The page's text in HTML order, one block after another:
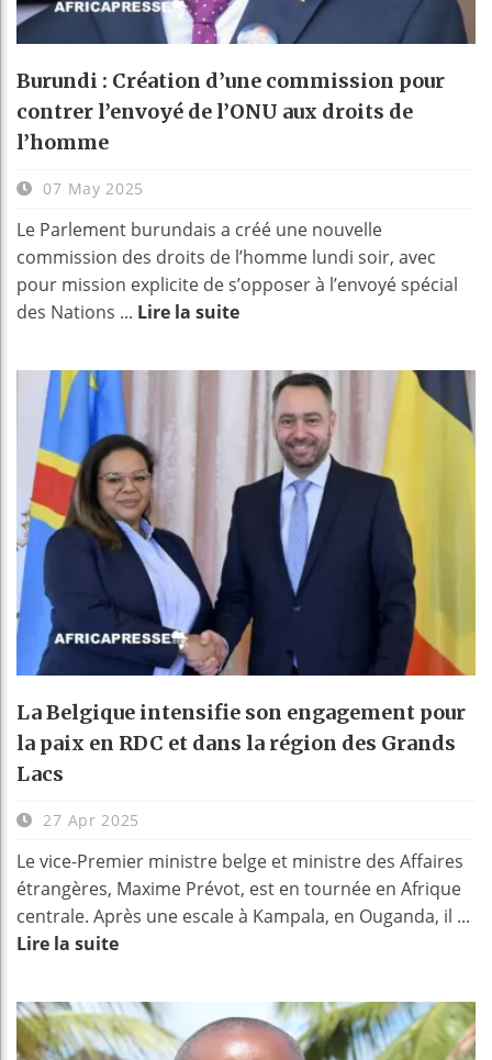
Burundi : Création d’une commission pour
contrer l’envoyé de l’ONU aux droits de
l’homme
07 May 2025
Le Parlement burundais a créé une nouvelle
commission des droits de l’homme lundi soir, avec
pour mission explicite de s’opposer à l’envoyé spécial
des Nations ... Lire la suite
La Belgique intensifie son engagement pour
la paix en RDC et dans la région des Grands
Lacs
27 Apr 2025
Le vice-Premier ministre belge et ministre des Affaires
étrangères, Maxime Prévot, est en tournée en Afrique
centrale. Après une escale à Kampala, en Ouganda, il ...
Lire la suite